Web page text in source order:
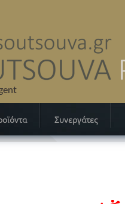
Συνεργάτες